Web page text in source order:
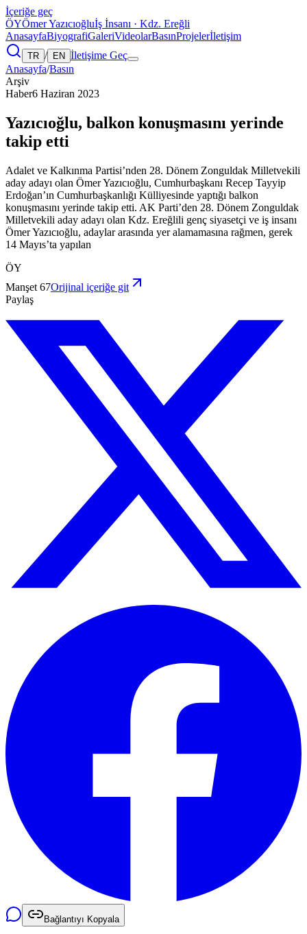
İçeriğe geç
ÖYÖmer Yazıcıoğluİş İnsanı · Kdz. Ereğli
AnasayfaBiyografiGaleriVideolarBasınProjelerİletişim
TR / EN İletişime Geç
Anasayfa/Basın
Arşiv
Haber6 Haziran 2023
Yazıcıoğlu, balkon konuşmasını yerinde
takip etti
Adalet ve Kalkınma Partisi’nden 28. Dönem Zonguldak Milletvekili
aday adayı olan Ömer Yazıcıoğlu, Cumhurbaşkanı Recep Tayyip
Erdoğan’ın Cumhurbaşkanlığı Külliyesinde yaptığı balkon
konuşmasını yerinde takip etti. AK Parti’den 28. Dönem Zonguldak
Milletvekili aday adayı olan Kdz. Ereğlili genç siyasetçi ve iş insanı
Ömer Yazıcıoğlu, adaylar arasında yer alamamasına rağmen, gerek
14 Mayıs’ta yapılan
ÖY
Manşet 67Orijinal içeriğe git
Paylaş
Bağlantıyı Kopyala